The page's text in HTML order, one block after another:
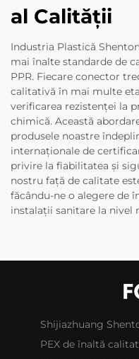
al Calității
Industria Plastică
mai înalte standarde de
PPR. Fiecare conector
calitativă în mai multe
verificarea rezistenței la
chimică. Această
produsele noastre
internaționale de
privire la fiabilitatea și
nostru față de calitate
făcându-ne o alegere de
instalații sanitare la nivel
Shijiazhuang
PEX de înaltă